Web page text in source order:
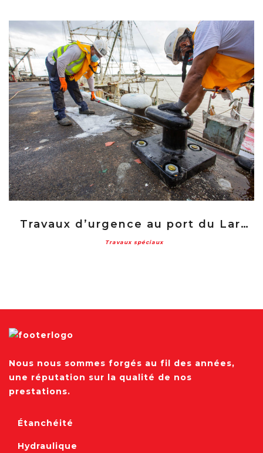
Travaux d’urgence au port du Larivot
Travaux spéciaux
Nous nous sommes forgés au fil des années,
une réputation sur la qualité de nos
prestations.
Étanchéité
Hydraulique